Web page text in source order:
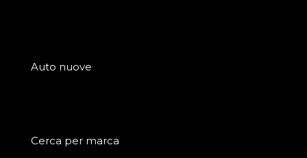
Auto nuove
Cerca per marca